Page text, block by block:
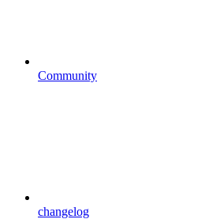
Community
changelog